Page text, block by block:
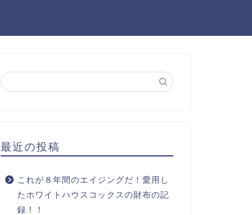
最近の投稿
これが８年間のエイジングだ！愛用し
たホワイトハウスコックスの財布の記
録！！